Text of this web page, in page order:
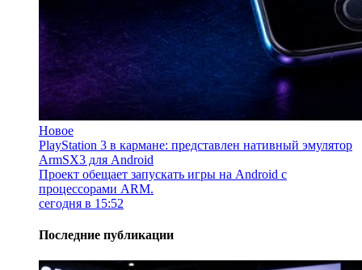
Новое
PlayStation 3 в кармане: представлен нативный эмулятор
ArmSX3 для Android
Проект обещает запускать игры на Android с
процессорами ARM.
сегодня в 15:52
Последние публикации